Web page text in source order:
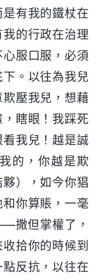
有我的鐵杖在
的行政在治理
服口服，必須
。以往為我兒
壓我兒，想藉
瞎眼！我踩死
我兒！越是誠
的，你越是欺
），如今你猖
你算賬，一毫
撒但掌權了，
拾你的時候到
反抗，以往在